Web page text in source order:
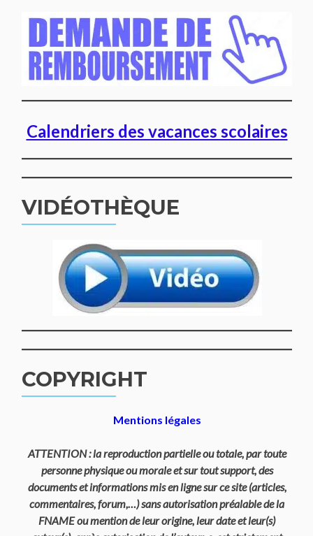
Calendriers des vacances scolaires
VIDÉOTHÈQUE
COPYRIGHT
Mentions légales
ATTENTION : la reproduction partielle ou totale, par toute
personne physique ou morale et sur tout support, des
documents et informations mis en ligne sur ce site (articles,
commentaires, forum,…) sans autorisation préalable de la
FNAME ou mention de leur origine, leur date et leur(s)